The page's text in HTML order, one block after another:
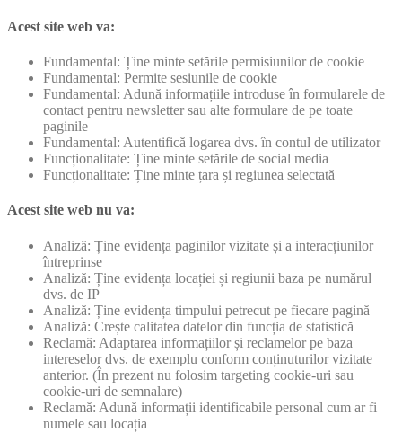
Acest site web va:
Fundamental: Ține minte setările permisiunilor de cookie
Fundamental: Permite sesiunile de cookie
Fundamental: Adună informațiile introduse în formularele de
contact pentru newsletter sau alte formulare de pe toate
paginile
Fundamental: Autentifică logarea dvs. în contul de utilizator
Funcționalitate: Ține minte setările de social media
Funcționalitate: Ține minte țara și regiunea selectată
Acest site web nu va:
Analiză: Ține evidența paginilor vizitate și a interacțiunilor
întreprinse
Analiză: Ține evidența locației și regiunii baza pe numărul
dvs. de IP
Analiză: Ține evidența timpului petrecut pe fiecare pagină
Analiză: Crește calitatea datelor din funcția de statistică
Reclamă: Adaptarea informațiilor și reclamelor pe baza
intereselor dvs. de exemplu conform conținuturilor vizitate
anterior. (În prezent nu folosim targeting cookie-uri sau
cookie-uri de semnalare)
Reclamă: Adună informații identificabile personal cum ar fi
numele sau locația